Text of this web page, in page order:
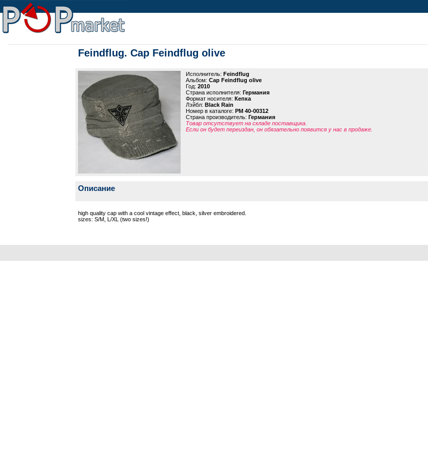
Feindflug. Cap Feindflug olive
Исполнитель: Feindflug
Альбом: Cap Feindflug olive
Год: 2010
Страна исполнителя: Германия
Формат носителя: Кепка
Лэйбл: Black Rain
Номер в каталоге: PM 40-00312
Страна производитель: Германия
Товар отсутствует на складе поставщика.
Если он будет переиздан, он обязательно появится у нас в продаже.
Описание
high quality cap with a cool vintage effect, black, silver embroidered.
sizes: S/M, L/XL (two sizes!)